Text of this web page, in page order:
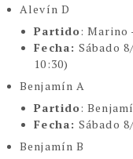
Alevín D
Partido: Marino
Fecha:Sábado
10:30)
Benjamín A
Partido:
Fecha:Sábado
Benjamín B